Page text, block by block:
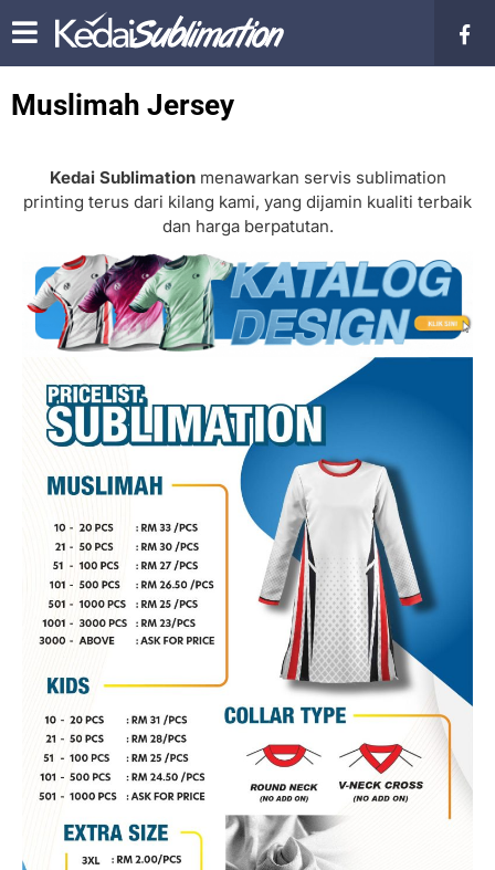
Muslimah Jersey
Kedai Sublimationmenawarkan servis sublimation
printing terus dari kilang kami, yang dijamin kualiti terbaik
dan harga berpatutan.